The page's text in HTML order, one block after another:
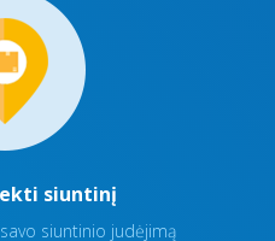
siuntinį
siuntinio judėjimą